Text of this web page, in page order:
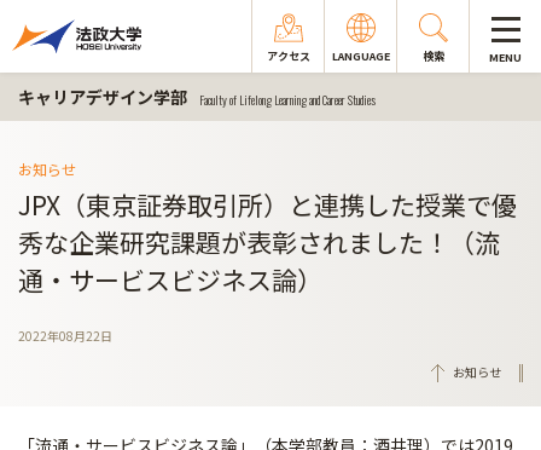
アクセス LANGUAGE 検索 MENU
キャリアデザイン学部 Faculty of Lifelong Learning and Career Studies
お知らせ
JPX（東京証券取引所）と連携した授業で優
秀な企業研究課題が表彰されました！（流
通・サービスビジネス論）
2022年08月22日
お知らせ
「流通・サービスビジネス論」（本学部教員：酒井理）では2019